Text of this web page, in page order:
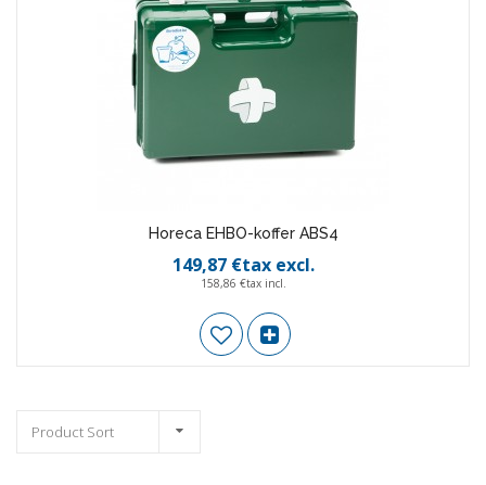
Horeca EHBO-koffer ABS4
149,87 €tax excl.
158,86 €tax incl.
Product Sort